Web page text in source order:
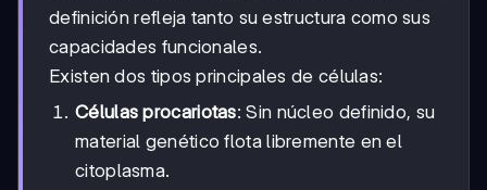
definición refleja tanto su estructura como sus
capacidades funcionales.
Existen dos tipos principales de células:
Células procariotas: Sin núcleo definido, su
material genético flota libremente en el
citoplasma.